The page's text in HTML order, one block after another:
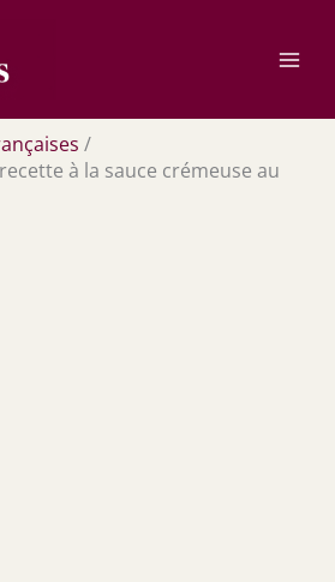
à la sauce crémeuse au